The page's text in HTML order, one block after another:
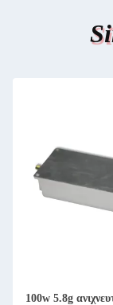
100w 5.8g